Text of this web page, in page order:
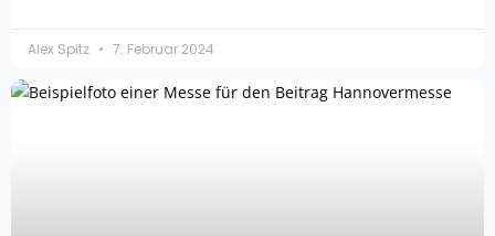
Alex Spitz 7. Februar 2024